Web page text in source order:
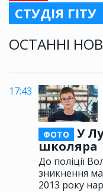
СТУДІЯ ГІТУ
ОСТАННІ
17:43
ФОТО
У
школяра
До поліції
зникнення
2013 року